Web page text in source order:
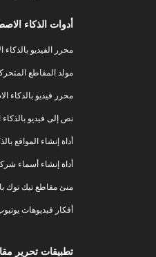
أدوات الذكاء
محرر الفيديو
مولد المقاطع
محرر فيديو بالذكاء
نص إلى فيديو
أداة إنشاء المواقع
أداة إنشاء أسماء
منئ مقاطع تيك توك
أفكار فيديوهات
تطبيقات تحرير